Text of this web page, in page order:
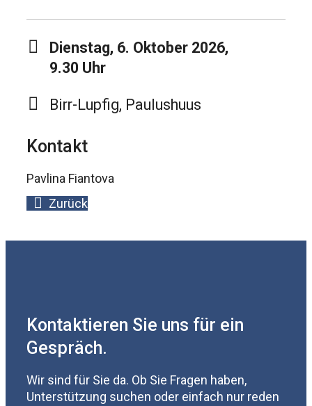
Dienstag, 6. Oktober 2026,
9.30 Uhr
Birr-Lupfig, Paulushuus
Kontakt
Pavlina Fiantova
Zurück
Kontaktieren Sie uns für ein
Gespräch.
Wir sind für Sie da. Ob Sie Fragen haben,
Unterstützung suchen oder einfach nur reden